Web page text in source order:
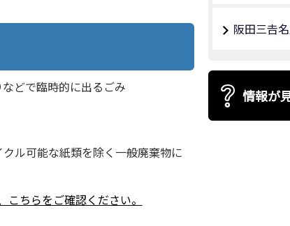
どで臨時的に出るごみ
ル可能な紙類を除く一般廃棄物に
ちらをご確認ください。
阪田三𠮷
情報が